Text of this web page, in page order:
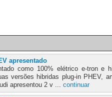
apresentado
como 100% elétrico e-tron e
versões hibridas plug-in PHEV,
apresentou 2 v ... continuar